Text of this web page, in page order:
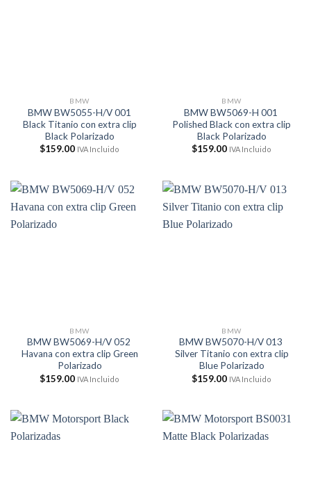
BMW
BMW BW5055-H/V 001
Black Titanio con extra clip
Black Polarizado
$159.00 IVA Incluido
BMW
BMW BW5069-H 001
Polished Black con extra clip
Black Polarizado
$159.00 IVA Incluido
BMW
BMW BW5069-H/V 052
Havana con extra clip Green
Polarizado
$159.00 IVA Incluido
BMW
BMW BW5070-H/V 013
Silver Titanio con extra clip
Blue Polarizado
$159.00 IVA Incluido